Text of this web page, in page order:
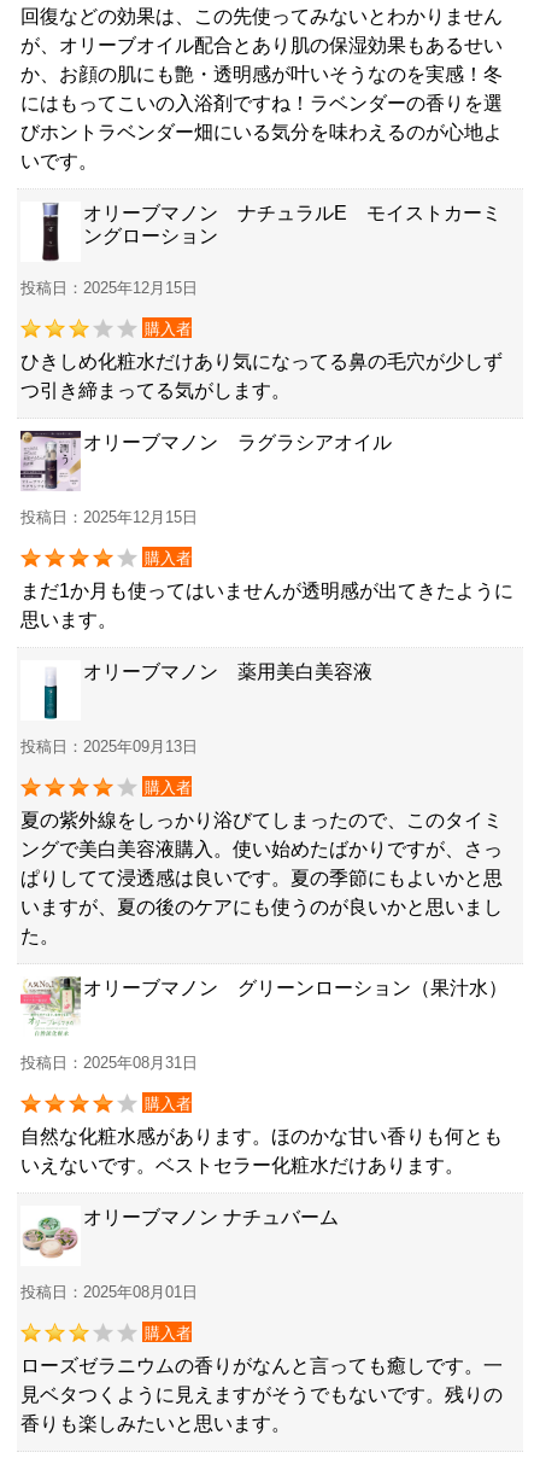
回復などの効果は、この先使ってみないとわかりません
が、オリーブオイル配合とあり肌の保湿効果もあるせい
か、お顔の肌にも艶・透明感が叶いそうなのを実感！冬
にはもってこいの入浴剤ですね！ラベンダーの香りを選
びホントラベンダー畑にいる気分を味わえるのが心地よ
いです。
オリーブマノン ナチュラルE モイストカーミ
ングローション
投稿日：2025年12月15日
購入者
ひきしめ化粧水だけあり気になってる鼻の毛穴が少しず
つ引き締まってる気がします。
オリーブマノン ラグラシアオイル
投稿日：2025年12月15日
購入者
まだ1か月も使ってはいませんが透明感が出てきたように
思います。
オリーブマノン 薬用美白美容液
投稿日：2025年09月13日
購入者
夏の紫外線をしっかり浴びてしまったので、このタイミ
ングで美白美容液購入。使い始めたばかりですが、さっ
ぱりしてて浸透感は良いです。夏の季節にもよいかと思
いますが、夏の後のケアにも使うのが良いかと思いまし
た。
オリーブマノン グリーンローション（果汁水）
投稿日：2025年08月31日
購入者
自然な化粧水感があります。ほのかな甘い香りも何とも
いえないです。ベストセラー化粧水だけあります。
オリーブマノン ナチュバーム
投稿日：2025年08月01日
購入者
ローズゼラニウムの香りがなんと言っても癒しです。一
見ベタつくように見えますがそうでもないです。残りの
香りも楽しみたいと思います。